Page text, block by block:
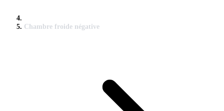
Chambre froide négative